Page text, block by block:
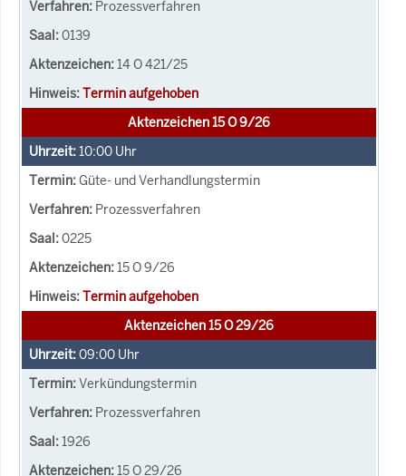
Prozessverfahren
0139
14 O 421/25
Termin aufgehoben
Aktenzeichen 15 O 9/26
10:00 Uhr
Güte- und Verhandlungstermin
Prozessverfahren
0225
15 O 9/26
Termin aufgehoben
Aktenzeichen 15 O 29/26
09:00 Uhr
Verkündungstermin
Prozessverfahren
1926
15 O 29/26